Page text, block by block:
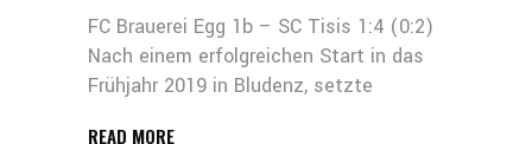
FC Brauerei Egg 1b – SC Tisis 1:4 (0:2)
Nach einem erfolgreichen Start in das
Frühjahr 2019 in Bludenz, setzte
READ MORE